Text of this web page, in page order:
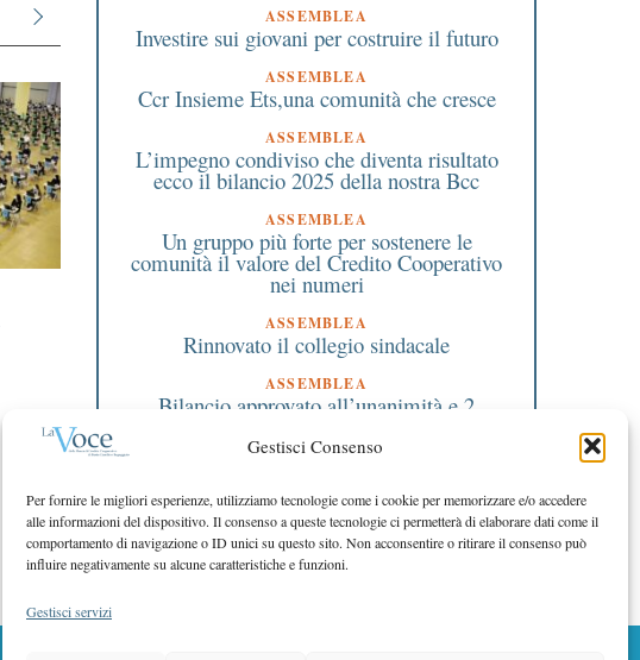
Gestisci Consenso
Per fornire le migliori esperienze, utilizziamo tecnologie come i cookie per memorizzare e/o accedere
alle informazioni del dispositivo. Il consenso a queste tecnologie ci permetterà di elaborare dati come il
comportamento di navigazione o ID unici su questo sito. Non acconsentire o ritirare il consenso può
influire negativamente su alcune caratteristiche e funzioni.
Gestisci servizi
Arconate, per collegare
comune e cittadini c’è l’app
edizione: il 25 aprile la
dal Velodromo di
ASSEMBLEA
Investire sui giovani per costruire il futuro
ASSEMBLEA
Ccr Insieme Ets,una comunità che cresce
ASSEMBLEA
L’impegno condiviso che diventa risultato
ecco il bilancio 2025 della nostra Bcc
ASSEMBLEA
Un gruppo più forte per sostenere le
comunità il valore del Credito Cooperativo
nei numeri
ASSEMBLEA
Rinnovato il collegio sindacale
ASSEMBLEA
Bilancio approvato all’unanimità e 2
EDITORIALE PRESIDENTE
Costruire futuro insieme